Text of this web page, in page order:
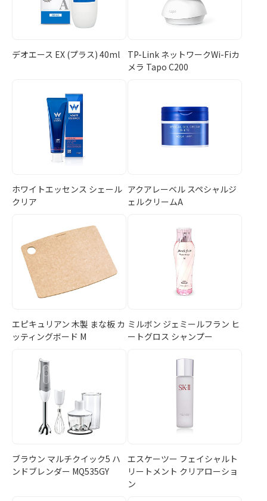
デオエース EX (プラス) 40ml
TP-Link ネットワークWi-Fiカ
メラ Tapo C200
ホワイトエッセンス シェール
クリア
アクアレーベル スペシャルジ
ェルクリームA
エピキュリアン 木製 まな板 カ
ッティングボード M
ミルボン ジェミールフラン ヒ
ートグロス シャンプー
ブラウン マルチクイック5 ハ
ンドブレンダー MQ535GY
エスケーツー フェイシャルト
リートメント クリアローショ
ン